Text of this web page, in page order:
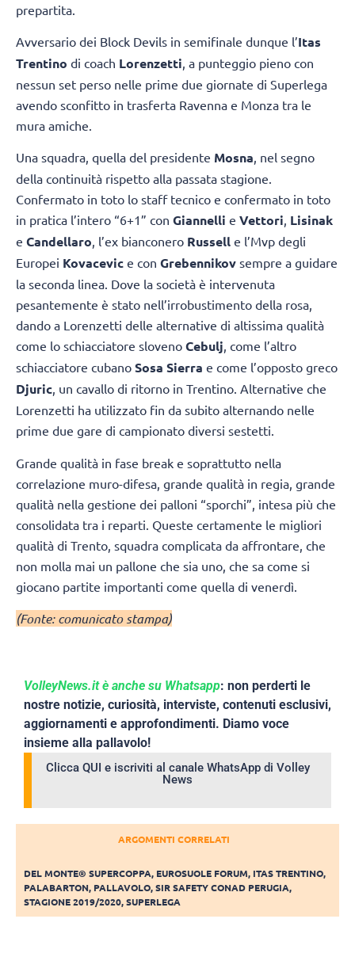
prepartita.
Avversario dei Block Devils in semifinale dunque l’Itas
Trentino di coach Lorenzetti , a punteggio pieno con
nessun set perso nelle prime due giornate di Superlega
avendo sconfitto in trasferta Ravenna e Monza tra le
mura amiche.
Una squadra, quella del presidente Mosna, nel segno
della continuità rispetto alla passata stagione.
Confermato in toto lo staff tecnico e confermato in toto
in pratica l’intero “6+1” con Giannelli e Vettori, Lisinak
e Candellaro, l’ex bianconero Russell e l’Mvp degli
Europei Kovacevic e con Grebennikov sempre a guidare
la seconda linea. Dove la società è intervenuta
pesantemente è stato nell’irrobustimento della rosa,
dando a Lorenzetti delle alternative di altissima qualità
come lo schiacciatore sloveno Cebulj, come l’altro
schiacciatore cubano Sosa Sierra e come l’opposto greco
Djuric, un cavallo di ritorno in Trentino. Alternative che
Lorenzetti ha utilizzato fin da subito alternando nelle
prime due gare di campionato diversi sestetti.
Grande qualità in fase break e soprattutto nella
correlazione muro-difesa, grande qualità in regia, grande
qualità nella gestione dei palloni “sporchi”, intesa più che
consolidata tra i reparti. Queste certamente le migliori
qualità di Trento, squadra complicata da affrontare, che
non molla mai un pallone che sia uno, che sa come si
giocano partite importanti come quella di venerdì.
(Fonte: comunicato stampa)
VolleyNews.it è anche su Whatsapp: non perderti le
nostre notizie, curiosità, interviste, contenuti esclusivi,
aggiornamenti e approfondimenti. Diamo voce
insieme alla pallavolo!
Clicca QUI e iscriviti al canale WhatsApp di Volley
News
ARGOMENTI CORRELATI
DEL MONTE® SUPERCOPPA, EUROSUOLE FORUM, ITAS TRENTINO,
PALABARTON, PALLAVOLO,SIR SAFETY CONAD PERUGIA,
STAGIONE 2019/2020,SUPERLEGA